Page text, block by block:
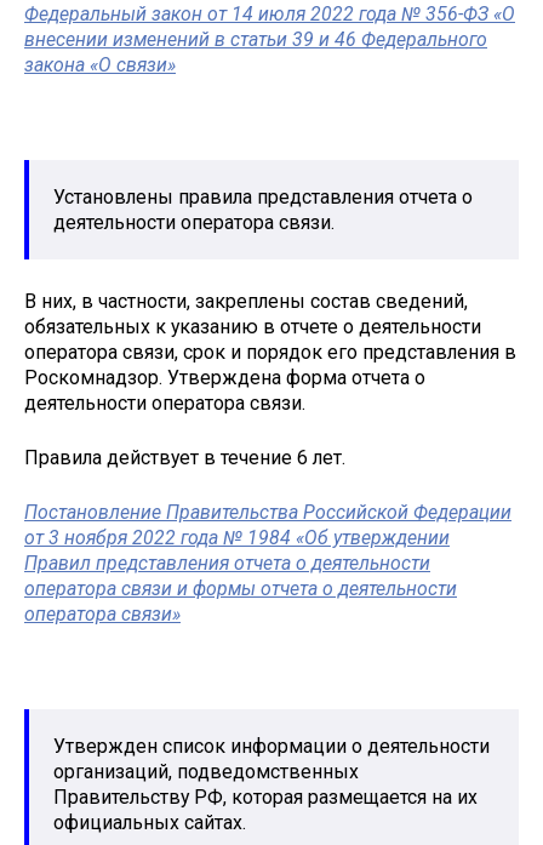
Федеральный закон от 14 июля 2022 года № 356-ФЗ «О
внесении изменений в статьи 39 и 46 Федерального
закона «О связи»
Установлены правила представления отчета о
деятельности оператора связи.
В них, в частности, закреплены состав сведений,
обязательных к указанию в отчете о деятельности
оператора связи, срок и порядок его представления в
Роскомнадзор. Утверждена форма отчета о
деятельности оператора связи.
Правила действует в течение 6 лет.
Постановление Правительства Российской Федерации
от 3 ноября 2022 года № 1984 «Об утверждении
Правил представления отчета о деятельности
оператора связи и формы отчета о деятельности
оператора связи»
Утвержден список информации о деятельности
организаций, подведомственных
Правительству РФ, которая размещается на их
официальных сайтах.